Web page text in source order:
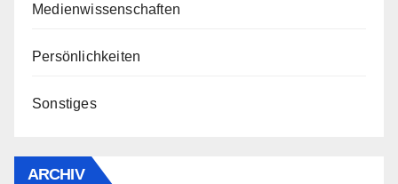
Medienwissenschaften
Persönlichkeiten
Sonstiges
ARCHIV